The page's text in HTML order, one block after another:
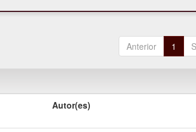
Anterior 1
Autor(es)